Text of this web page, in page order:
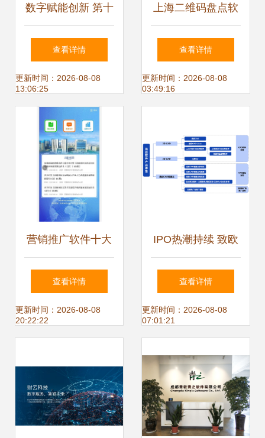
数字赋能创新 第十
九届工博会圆满落
幕，软件技术研发
与推广服务迎来新
篇章
查看详情
更新时间：2026-08-08
13:06:25
上海二维码盘点软
件费用明细与技术
服务全解析
查看详情
更新时间：2026-08-08
03:49:16
营销推广软件十大
工具详解及技术研
发与推广服务趋势
查看详情
更新时间：2026-08-08
20:22:22
IPO热潮持续 致欧
科技拟融资14.86
亿元，聚焦软件技
查看详情
更新时间：2026-08-08
07:01:21